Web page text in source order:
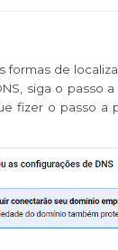
formas de
siga o passo
fizer o passo a